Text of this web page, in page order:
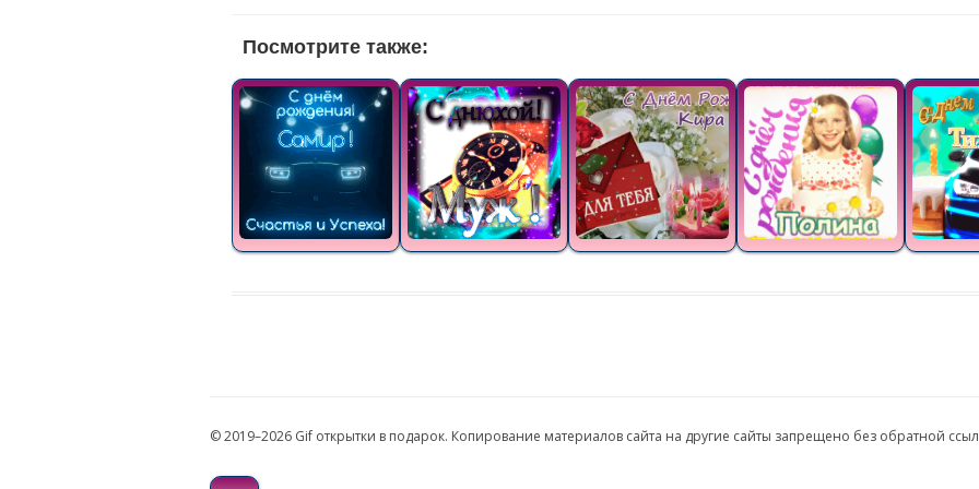
Посмотрите также:
© 2019–2026 Gif открытки в подарок. Копирование материалов сайта на другие сайты запрещено без обратной